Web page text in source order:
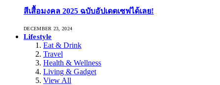
สีเสื้อมงคล 2025 ฉบับอัปเดตเซฟได้เลย!
DECEMBER 23, 2024
Lifestyle
Eat & Drink
Travel
Health & Wellness
Living & Gadget
View All